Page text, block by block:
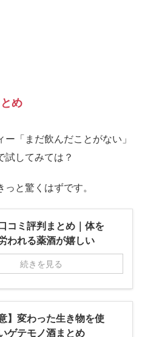
め
「まだ飲んだことがない」
試してみては？
と驚くはずです。
コミ評判まとめ｜体を
われる薬酒が嬉しい
続きを見る
】変わった生き物を使
ゲテモノ酒まとめ